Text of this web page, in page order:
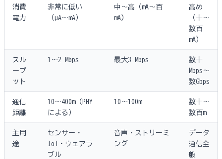
消費
電力
非常に低い
（µA〜mA）
中〜高（mA〜百
mA）
高め
（十〜
数百
mA）
スル
ープ
ット
1〜2 Mbps 最大3 Mbps
数十
Mbps〜
数Gbps
通信
距離
10〜400m（PHY
による）
10〜100m
数十〜
数百m
主用
途
センサー・
IoT・ウェアラ
ブル
音声・ストリーミ
ング
データ
通信全
般